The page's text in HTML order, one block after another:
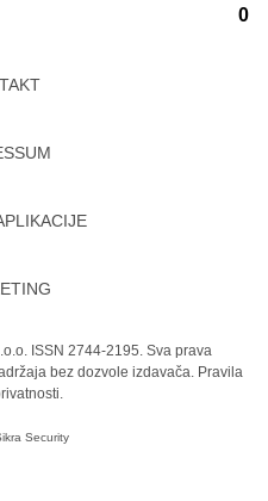
0
ISSN 2744-2195. Sva prava
bez dozvole izdavača. Pravila
Security